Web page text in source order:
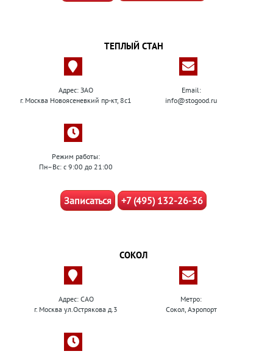
ТЕПЛЫЙ СТАН
Адрес: ЗАО
г. Москва Новоясеневкий пр-кт, 8с1
Email:
info@stogood.ru
Режим работы:
Пн–Вс: с 9:00 до 21:00
Записаться +7 (495) 132-26-36
СОКОЛ
Адрес: САО
г. Москва ул.Острякова д.3
Метро:
Сокол, Аэропорт